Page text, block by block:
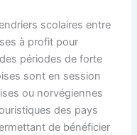
scolaires entre
à profit pour
périodes de forte
sont en session
ou norvégiennes
des pays
de bénéficier